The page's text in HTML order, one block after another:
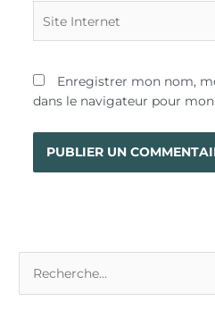
Internet
Enregistrer mon nom,
dans le navigateur pour